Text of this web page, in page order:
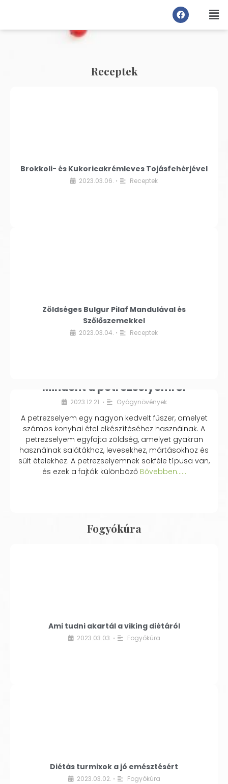
Receptek
Brokkoli- és Kukoricakrémleves Tojásfehérjével
2023.03.06. • Receptek
Zöldséges Bulgur Pilaf Mandulával és
Szőlőszemekkel
2023.03.04. • Receptek
Mindent a petrezselyemről
2023.12.21. • Gyógynövények
A petrezselyem egy nagyon kedvelt fűszer, amelyet
számos konyhai étel elkészítéséhez használnak. A
petrezselyem egyfajta zöldség, amelyet gyakran
használnak salátákhoz, levesekhez, mártásokhoz és
sült ételekhez. A petrezselyemnek sokféle típusa van,
és ezek a fajták különbözőBővebben...…
Fogyókúra
Ami tudni akartál a viking diétáról
2023.03.03. • Fogyókúra
Diétás turmixok a jó emésztésért
2023.03.02. • Fogyókúra